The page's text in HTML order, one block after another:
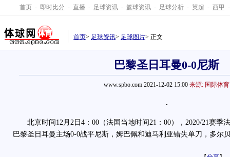
首页 - 即时比分 - 直播 - 足球资讯 - 篮球资讯 - 足球分析 - 英超 - 西甲 -
首页> 足球资讯> 足球图片> 正文
巴黎圣日耳曼0-0尼斯
www.spbo.com 2021-12-02 15:00 来源: 国际体育
北京时间12月2日4：00（法国当地时间21：00），2020/21赛季
巴黎圣日耳曼主场0-0战平尼斯，姆巴佩和迪马利亚错失单刀，多尔